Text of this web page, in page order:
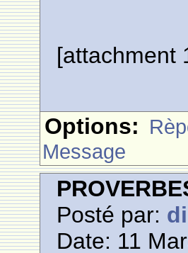
[attachment
Options:
Message
Posté par:
Date: 11